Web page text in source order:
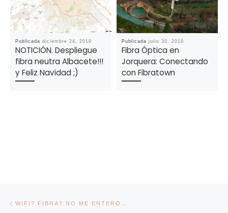
Publicadadiciembre 24, 2019
NOTICIÓN. Despliegue
fibra neutra Albacete!!!
y Feliz Navidad ;)
Publicadajulio 30, 2019
Fibra Óptica en
Jorquera: Conectando
con Fibratown
WIFI? FIBRA? NO ME ENTERO…